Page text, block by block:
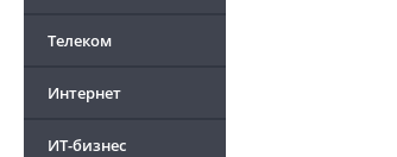
Телеком
Интернет
ИТ-бизнес